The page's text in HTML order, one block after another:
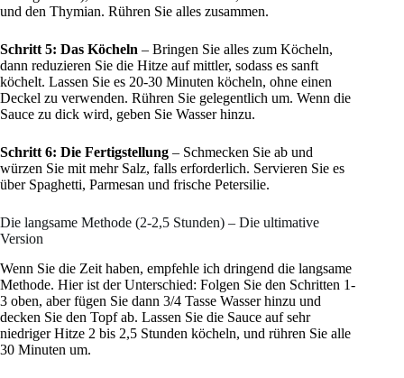
und den Thymian. Rühren Sie alles zusammen.
Schritt 5: Das Köcheln – Bringen Sie alles zum Köcheln,
dann reduzieren Sie die Hitze auf mittler, sodass es sanft
köchelt. Lassen Sie es 20-30 Minuten köcheln, ohne einen
Deckel zu verwenden. Rühren Sie gelegentlich um. Wenn die
Sauce zu dick wird, geben Sie Wasser hinzu.
Schritt 6: Die Fertigstellung – Schmecken Sie ab und
würzen Sie mit mehr Salz, falls erforderlich. Servieren Sie es
über Spaghetti, Parmesan und frische Petersilie.
Die langsame Methode (2-2,5 Stunden) – Die ultimative
Version
Wenn Sie die Zeit haben, empfehle ich dringend die langsame
Methode. Hier ist der Unterschied: Folgen Sie den Schritten 1-
3 oben, aber fügen Sie dann 3/4 Tasse Wasser hinzu und
decken Sie den Topf ab. Lassen Sie die Sauce auf sehr
niedriger Hitze 2 bis 2,5 Stunden köcheln, und rühren Sie alle
30 Minuten um.